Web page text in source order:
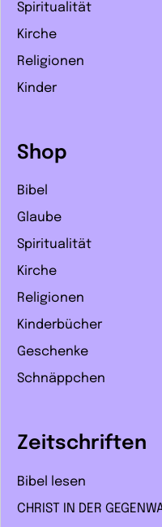
Spiritualität
Kirche
Religionen
Kinder
Shop
Bibel
Glaube
Spiritualität
Kirche
Religionen
Kinderbücher
Geschenke
Schnäppchen
Zeitschriften
Bibel lesen
CHRIST IN DER